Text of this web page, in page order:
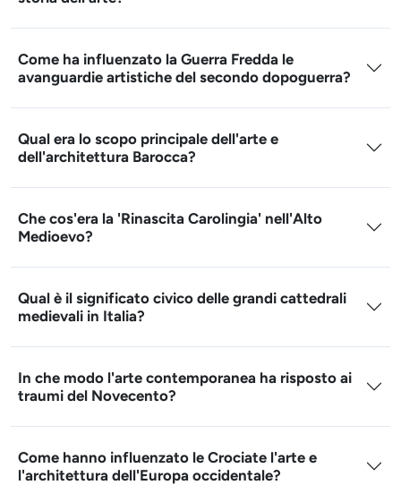
Come ha influenzato la Guerra Fredda le
avanguardie artistiche del secondo dopoguerra?
Qual era lo scopo principale dell'arte e
dell'architettura Barocca?
Che cos'era la 'Rinascita Carolingia' nell'Alto
Medioevo?
Qual è il significato civico delle grandi cattedrali
medievali in Italia?
In che modo l'arte contemporanea ha risposto ai
traumi del Novecento?
Come hanno influenzato le Crociate l'arte e
l'architettura dell'Europa occidentale?